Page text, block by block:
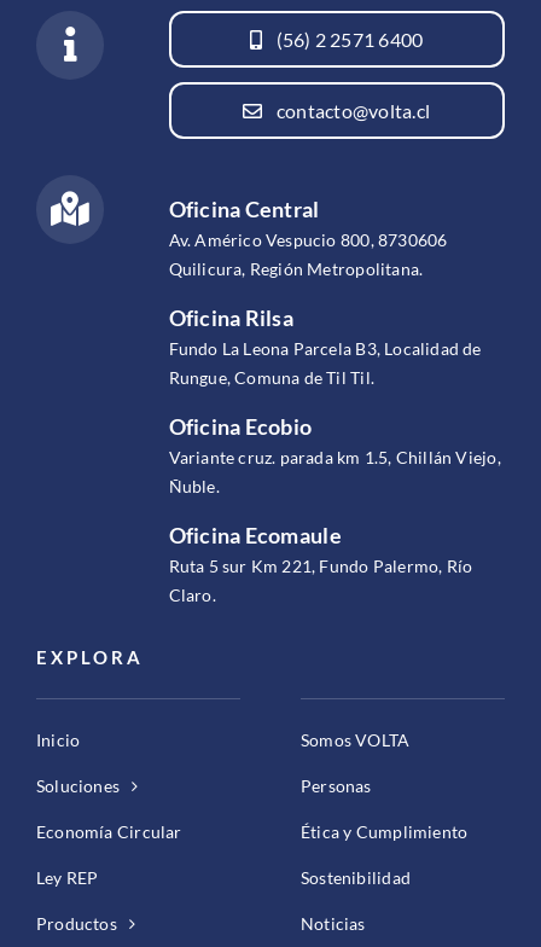
(56) 2 2571 6400
contacto@volta.cl
Oficina Central
Av. Américo Vespucio 800, 8730606
Quilicura, Región Metropolitana.
Oficina Rilsa
Fundo La Leona Parcela B3, Localidad de
Rungue, Comuna de Til Til.
Oficina Ecobio
Variante cruz. parada km 1.5, Chillán Viejo,
Ñuble.
Oficina Ecomaule
Ruta 5 sur Km 221, Fundo Palermo, Río
Claro.
EXPLORA
Inicio
Soluciones
Economía Circular
Ley REP
Productos
Somos VOLTA
Personas
Ética y Cumplimiento
Sostenibilidad
Noticias